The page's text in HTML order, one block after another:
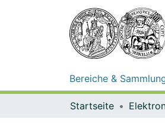
Bereiche &
Startseite